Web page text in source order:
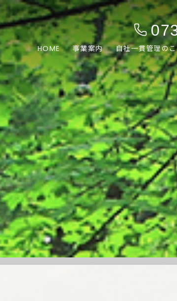
HOME 事業案内 自社一貫管理の